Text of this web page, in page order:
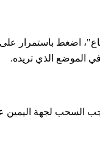
اضغط باستمرار على
الموضع الذي تريده.
السحب لجهة اليمين على